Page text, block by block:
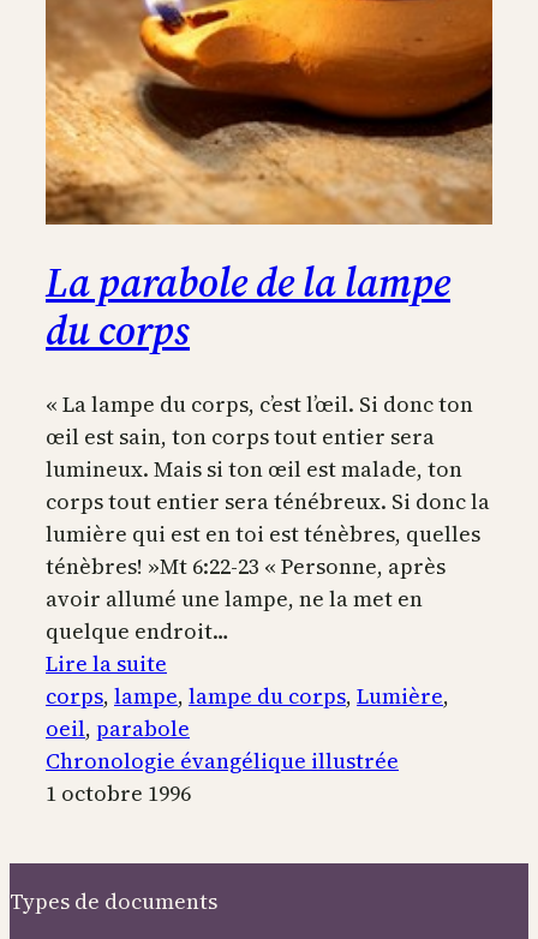
La parabole de la lampe
du corps
« La lampe du corps, c’est l’œil. Si donc ton
œil est sain, ton corps tout entier sera
lumineux. Mais si ton œil est malade, ton
corps tout entier sera ténébreux. Si donc la
lumière qui est en toi est ténèbres, quelles
ténèbres! »Mt 6:22-23 « Personne, après
avoir allumé une lampe, ne la met en
quelque endroit…
Lire la suite
La
parabole
de
la
du
corps
corps, lampe, lampe du corps, Lumière
oeil, parabole
Chronologie évangélique illustrée
1 octobre 1996
Types de documents